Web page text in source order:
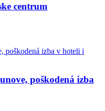
centrum
poškodená izba